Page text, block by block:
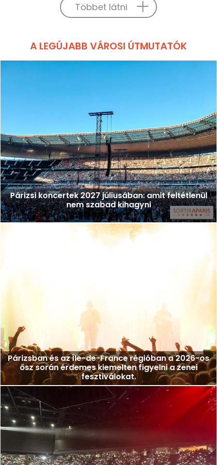
Többet látni
A LEGÚJABB VÁROSI ÚTMUTATÓK
Párizsi koncertek 2027 júliusában: amit feltétlenül
nem szabad kihagyni
Párizsban és az Île-de-France régióban a 2026-os
ősz során érdemes kiemelten figyelni a zenei
fesztiválokat.